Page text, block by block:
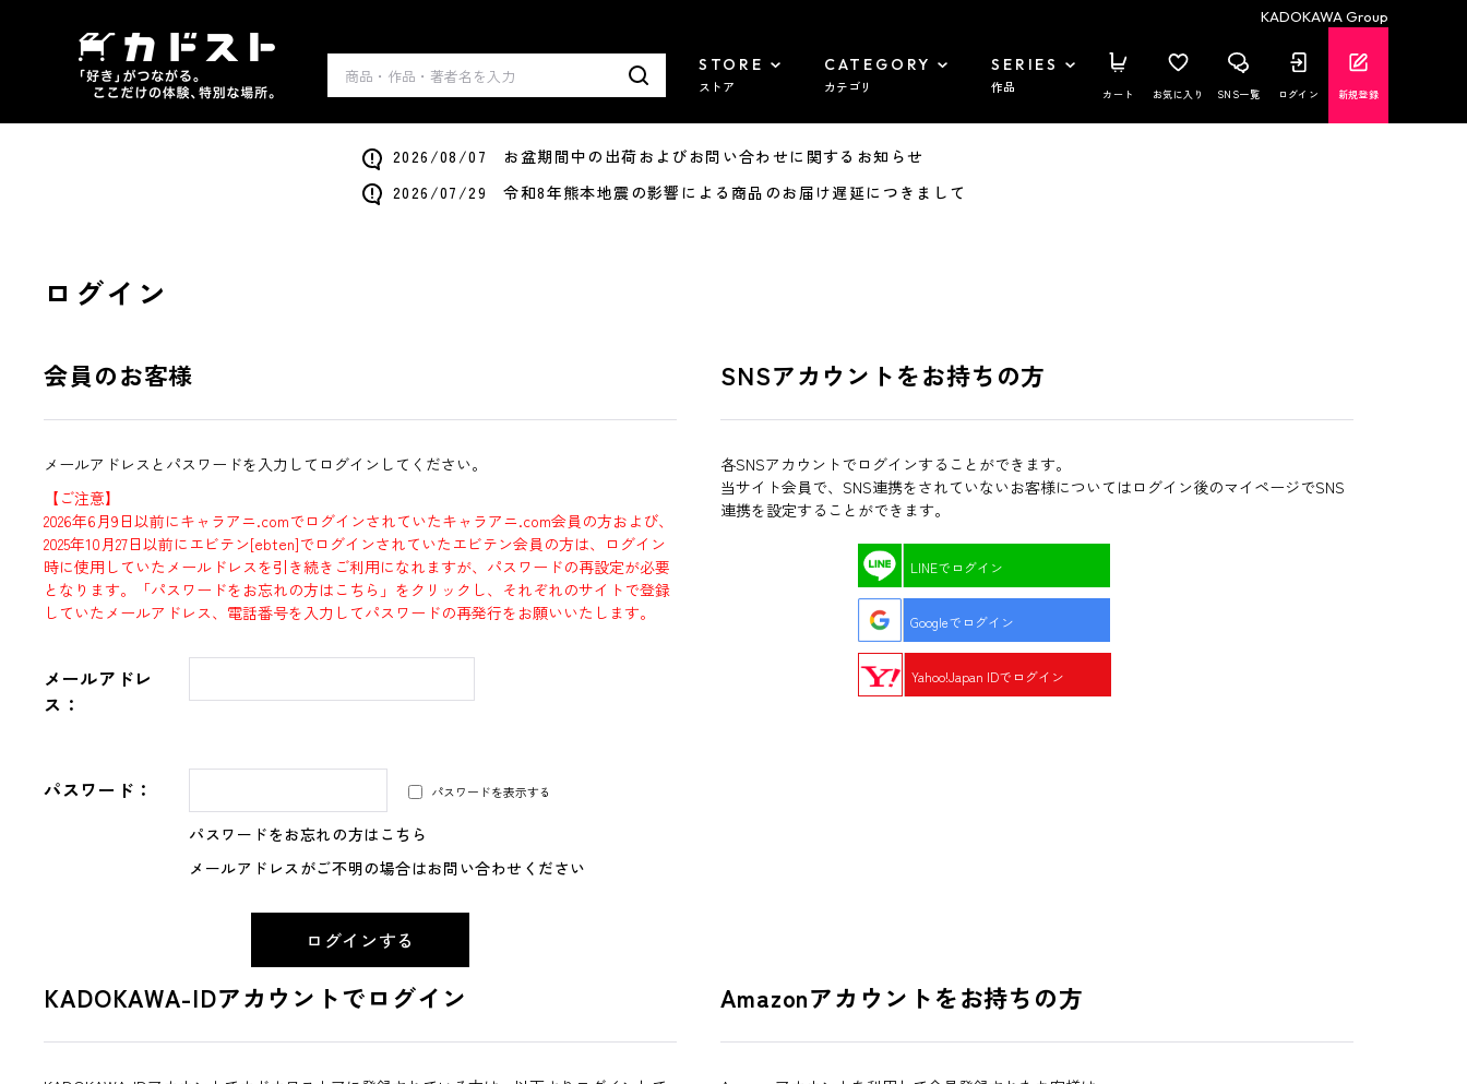
KADOKAWA Group
STORE
ストア
CATEGORY
カテゴリ
SERIES
作品 カート お気に入り SNS一覧 ログイン 新規登録
2026/08/07 お盆期間中の出荷およびお問い合わせに関するお知らせ
2026/07/29 令和8年熊本地震の影響による商品のお届け遅延につきまして
ログイン
会員のお客様
メールアドレスとパスワードを入力してログインしてください。
【ご注意】
2026年6月9日以前にキャラアニ.comでログインされていたキャラアニ.com会員の方および、
2025年10月27日以前にエビテン[ebten]でログインされていたエビテン会員の方は、ログイン
時に使用していたメールドレスを引き続きご利用になれますが、パスワードの再設定が必要
となります。「パスワードをお忘れの方はこちら」をクリックし、それぞれのサイトで登録
していたメールアドレス、電話番号を入力してパスワードの再発行をお願いいたします。
メールアドレ
ス：
パスワード： パスワードを表示する
パスワードをお忘れの方はこちら
メールアドレスがご不明の場合はお問い合わせください
KADOKAWA-IDアカウントでログイン
SNSアカウントをお持ちの方
各SNSアカウントでログインすることができます。
当サイト会員で、SNS連携をされていないお客様についてはログイン後のマイページでSNS
連携を設定することができます。
LINEでログイン
Googleでログイン
Yahoo!Japan IDでログイン
Amazonアカウントをお持ちの方